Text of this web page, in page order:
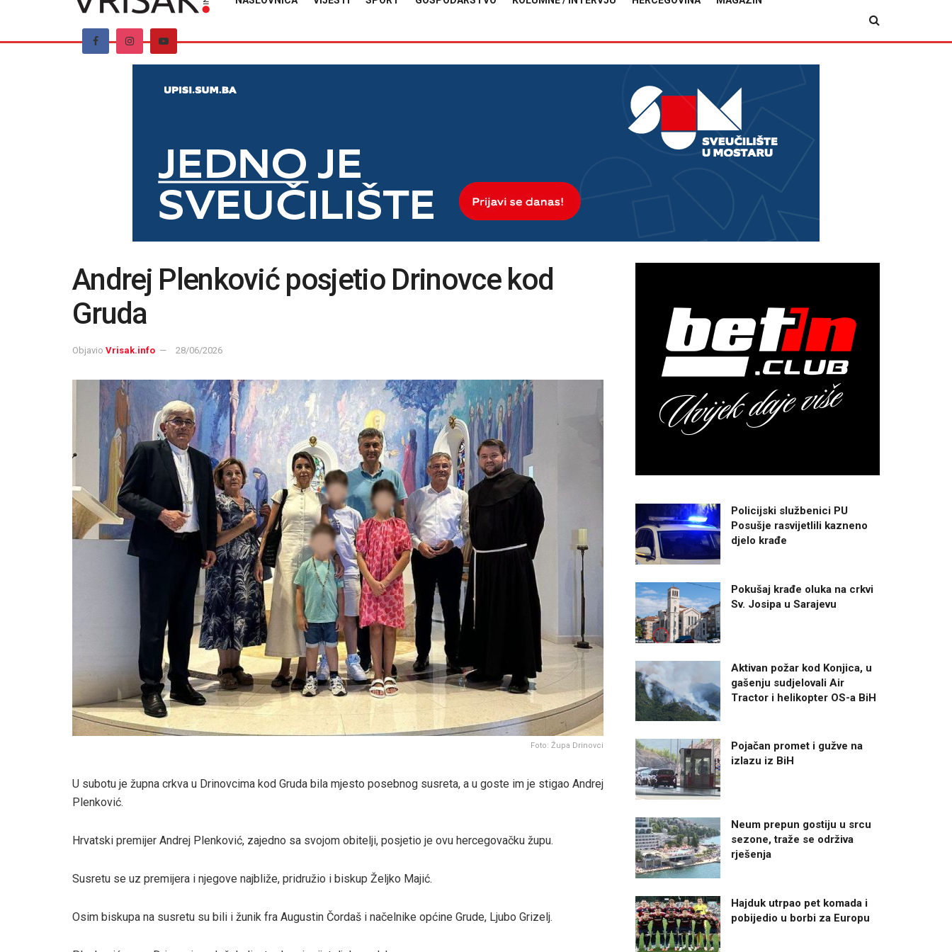
Andrej Plenković posjetio Drinovce kod
Gruda
Objavio Vrisak.info 28/06/2026
Foto: Župa Drinovci
U subotu je župna crkva u Drinovcima kod Gruda bila mjesto posebnog susreta, a u goste im je stigao Andrej
Plenković.
Hrvatski premijer Andrej Plenković, zajedno sa svojom obitelji, posjetio je ovu hercegovačku župu.
Susretu se uz premijera i njegove najbliže, pridružio i biskup Željko Majić.
Osim biskupa na susretu su bili i žunik fra Augustin Čordaš i načelnike općine Grude, Ljubo Grizelj.
Policijski službenici PU
Posušje rasvijetlili kazneno
djelo krađe
Pokušaj krađe oluka na crkvi
Sv. Josipa u Sarajevu
Aktivan požar kod Konjica, u
gašenju sudjelovali Air
Tractor i helikopter OS-a BiH
Pojačan promet i gužve na
izlazu iz BiH
Neum prepun gostiju u srcu
sezone, traže se održiva
rješenja
Hajduk utrpao pet komada i
pobijedio u borbi za Europu